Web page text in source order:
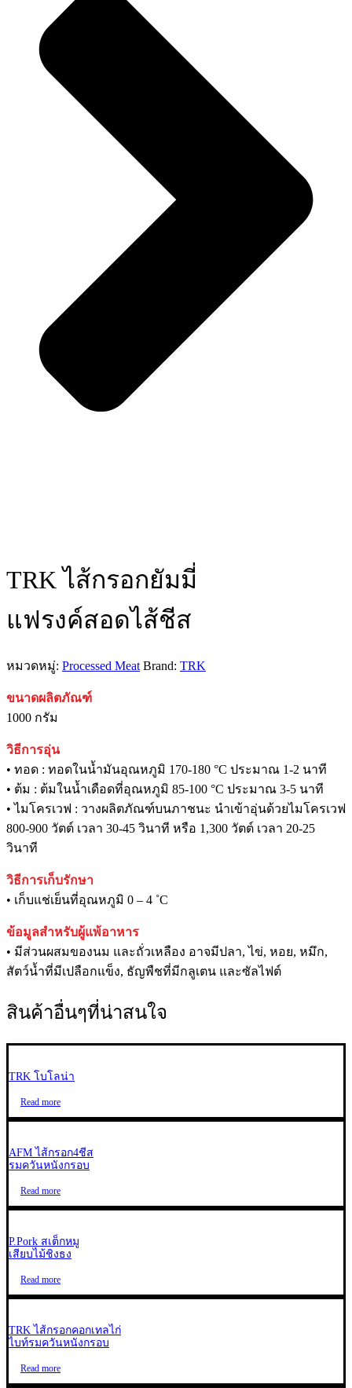
TRK ไส้กรอกยัมมี่
แฟรงค์สอดไส้ชีส
หมวดหมู่: Processed Meat Brand: TRK
ขนาดผลิตภัณฑ์
1000 กรัม
วิธีการอุ่น
• ทอด : ทอดในน้ำมันอุณหภูมิ 170-180 °C ประมาณ 1-2 นาที
• ต้ม : ต้มในน้ำเดือดที่อุณหภูมิ 85-100 °C ประมาณ 3-5 นาที
• ไมโครเวฟ : วางผลิตภัณฑ์บนภาชนะ นำเข้าอุ่นด้วยไมโครเวฟ
800-900 วัตต์ เวลา 30-45 วินาที หรือ 1,300 วัตต์ เวลา 20-25
วินาที
วิธีการเก็บรักษา
• เก็บแช่เย็นที่อุณหภูมิ 0 – 4 ˚C
ข้อมูลสำหรับผู้แพ้อาหาร
• มีส่วนผสมของนม และถั่วเหลือง อาจมีปลา, ไข่, หอย, หมึก,
สัตว์น้ำที่มีเปลือกแข็ง, ธัญพืชที่มีกลูเตน และซัลไฟต์
สินค้าอื่นๆที่น่าสนใจ
TRK โบโลน่า
Read more
AFM ไส้กรอก4ชีส
รมควันหนังกรอบ
Read more
P.Pork สเต็กหมู
เสียบไม้ชิงธง
Read more
TRK ไส้กรอกคอกเทลไก่
ไบท์รมควันหนังกรอบ
Read more